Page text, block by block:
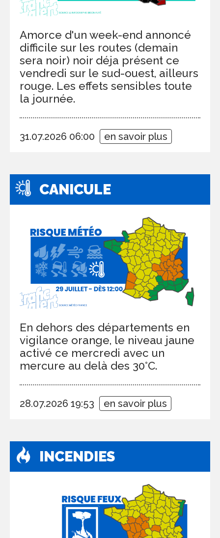
Amorce d'un week-end annoncé
difficile sur les routes (demain
sera noir) noir déja présent ce
vendredi sur le sud-ouest, ailleurs
rouge. Les effets sensibles toute
la journée.
31.07.2026 06:00 en savoir plus
CANICULE
En dehors des départements en
vigilance orange, le niveau jaune
activé ce mercredi avec un
mercure au delà des 30°C.
28.07.2026 19:53 en savoir plus
INCENDIES